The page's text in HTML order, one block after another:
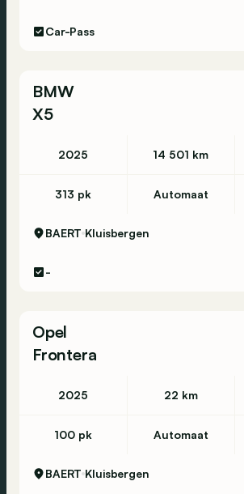
Car-Pass
BMW
X5
2025 14 501 km
313 pk Automaat
BAERT Kluisbergen
-
Opel
Frontera
2025 22 km
100 pk Automaat
BAERT Kluisbergen